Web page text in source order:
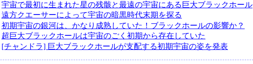
宇宙で最初に生まれた星の残骸と最遠の宇宙にある巨大ブラックホール
遠方クエーサーによって宇宙の暗黒時代末期を探る
初期宇宙の銀河は、かなり成熟していた！ブラックホールの影響か？
超巨大ブラックホールは宇宙のごく初期から存在していた
[チャンドラ] 巨大ブラックホールが支配する初期宇宙の姿を発表